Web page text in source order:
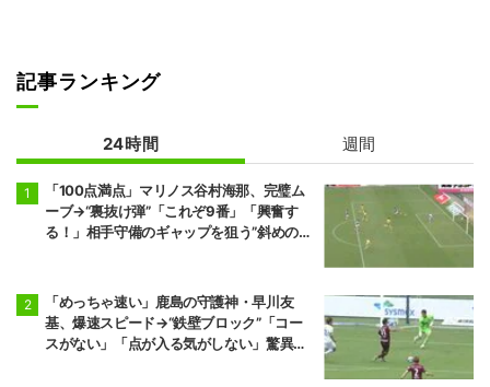
記事ランキング
24時間 週間
「100点満点」マリノス谷村海那、完璧ム
ーブ→“裏抜け弾”「これぞ9番」「興奮す
る！」相手守備のギャップを狙う”斜めの抜
「めっちゃ速い」鹿島の守護神・早川友
基、爆速スピード→“鉄壁ブロック”「コー
スがない」「点が入る気がしない」驚異の